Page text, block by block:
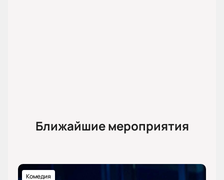
Ближайшие мероприятия
Комедия